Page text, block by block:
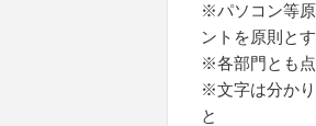
※パソコン等
ントを原則と
※各部門とも
※文字は分か
と